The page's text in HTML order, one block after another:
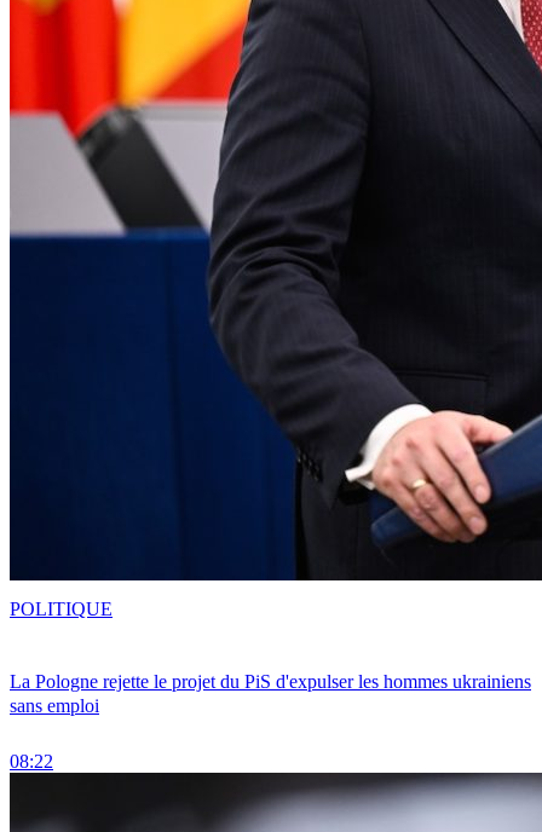
La Pologne rejette le projet du PiS d'expulser les hommes ukrainiens
sans emploi
08:22
POLITIQUE